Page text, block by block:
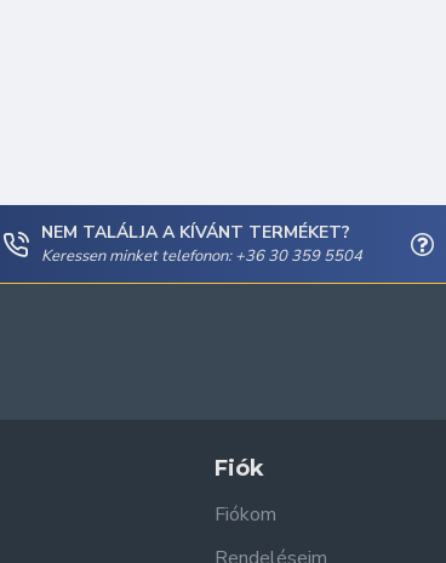
NEM TALÁLJA A KÍVÁNT TERMÉKET?
Keressen minket telefonon: +36 30 359 5504
Fiók
Fiókom